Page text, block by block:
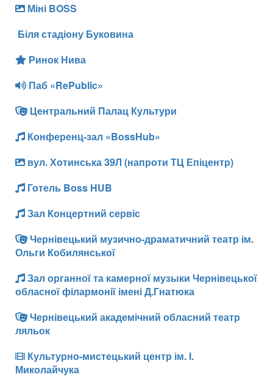
Міні BOSS
Біля стадіону Буковина
Ринок Нива
Паб «RePublic»
Центральний Палац Культури
Конференц-зал «BossHub»
вул. Хотинська 39Л (напроти ТЦ Епіцентр)
Готель Boss HUB
Зал Концертний сервіс
Чернівецький музично-драматичний театр ім.
Ольги Кобилянської
Зал органної та камерної музыки Чернівецької
обласної філармонії імені Д.Гнатюка
Чернівецький академічний обласний театр
ляльок
Культурно-мистецький центр ім. І.
Миколайчука